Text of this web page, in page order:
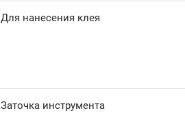
Для нанесения клея
Заточка инструмента